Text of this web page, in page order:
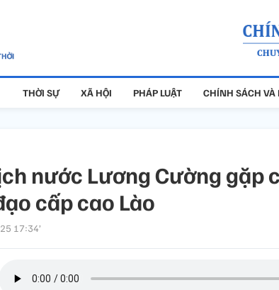
THỜI SỰ XÃ HỘI PHÁP LUẬT CHÍNH SÁCH VÀ
nước Lương Cường gặp
cấp cao Lào
17:34’